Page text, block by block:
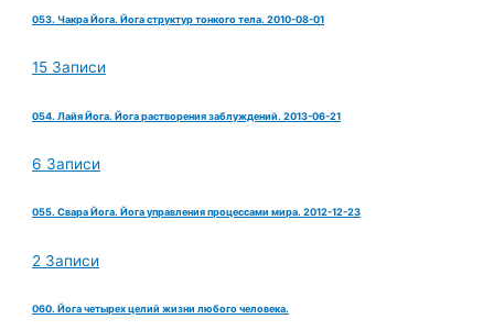
053. Чакра Йога. Йога структур тонкого тела. 2010-08-01
15 Записи
054. Лайя Йога. Йога растворения заблуждений. 2013-06-21
6 Записи
055. Свара Йога. Йога управления процессами мира. 2012-12-23
2 Записи
060. Йога четырех целий жизни любого человека.